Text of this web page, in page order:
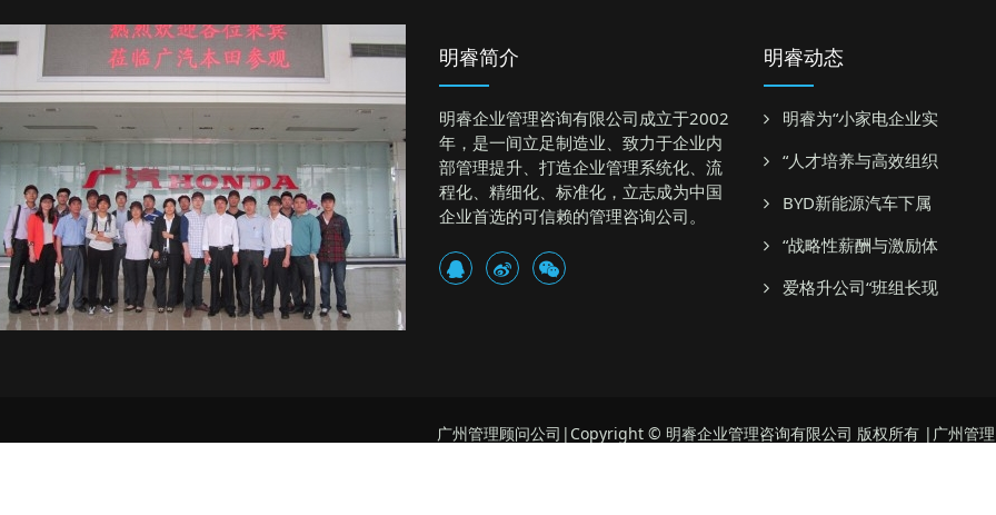
明睿简介
明睿企业管理咨询有限公司成立于2002
年，是一间立足制造业、致力于企业内
部管理提升、打造企业管理系统化、流
程化、精细化、标准化，立志成为中国
企业首选的可信赖的管理咨询公司。
明睿动态
明睿为“小家电企业实
“人才培养与高效组织
BYD新能源汽车下属
“战略性薪酬与激励体
爱格升公司“班组长现
广州管理顾问公司|Copyright © 明睿企业管理咨询有限公司 版权所有 |广州管